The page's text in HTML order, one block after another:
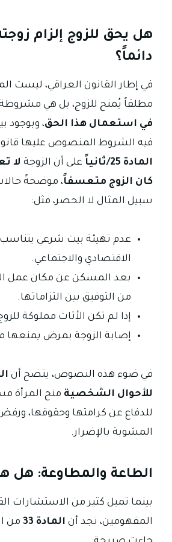
هل يحق للزوج إلزام
دائماً؟
في إطار القانون العراقي، ليست
مطلقاً يُمنح للزوج، بل هي
في استعمال هذا الحق، وبوجود
فيه الشروط المنصوص عليها
المادة 25/ثانياً
على أن الزوجة لا
كان الزوج متعسفاً، موضحةً
سبيل المثال لا الحصر، مثل:
عدم تهيئة بيت شرعي
الاقتصادي والاجتماعي.
بعد المسكن عن مكان عمل
من التوفيق بين التزاماتها.
إذا لم تكن الأثاث مملوكة
إصابة الزوجة بمرض يمنعها
في ضوء هذه النصوص، يتضح أن
للأحوال الشخصية منح المرأة
للدفاع عن كرامتها وحقوقها،
المشوبة بالإضرار.
الطاعة والمطاوعة: هل
بينما تميل كثير من الاستشارات
المفهومين، نجد أن المادة 33
من